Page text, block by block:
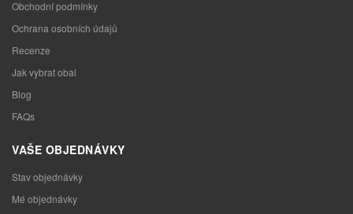
Obchodní podmínky
Ochrana osobních údajů
Recenze
Jak vybrat obal
Blog
FAQs
VAŠE OBJEDNÁVKY
Stav objednávky
Mé objednávky